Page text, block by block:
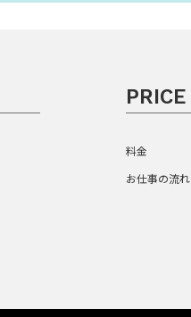
PRICE
料金
お仕事の流れ